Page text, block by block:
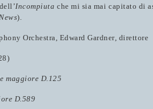
Incompiuta che mi sia mai capitato di
).
Orchestra, Edward Gardner, direttore
maggiore D.125
D.589